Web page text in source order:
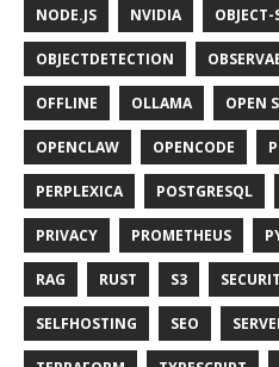
NODE.JS NVIDIA OBJECT-
OBJECTDETECTION
OFFLINE OLLAMA OPEN
OPENCLAW OPENCODE
PERPLEXICA POSTGRESQL
PRIVACY PROMETHEUS
RAG RUST S3
SELFHOSTING SEO